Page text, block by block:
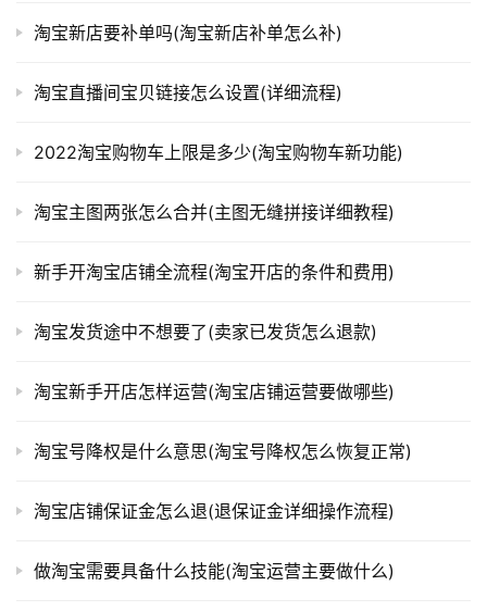
淘宝新店要补单吗(淘宝新店补单怎么补)
淘宝直播间宝贝链接怎么设置(详细流程)
2022淘宝购物车上限是多少(淘宝购物车新功能)
淘宝主图两张怎么合并(主图无缝拼接详细教程)
新手开淘宝店铺全流程(淘宝开店的条件和费用)
淘宝发货途中不想要了(卖家已发货怎么退款)
淘宝新手开店怎样运营(淘宝店铺运营要做哪些)
淘宝号降权是什么意思(淘宝号降权怎么恢复正常)
淘宝店铺保证金怎么退(退保证金详细操作流程)
做淘宝需要具备什么技能(淘宝运营主要做什么)